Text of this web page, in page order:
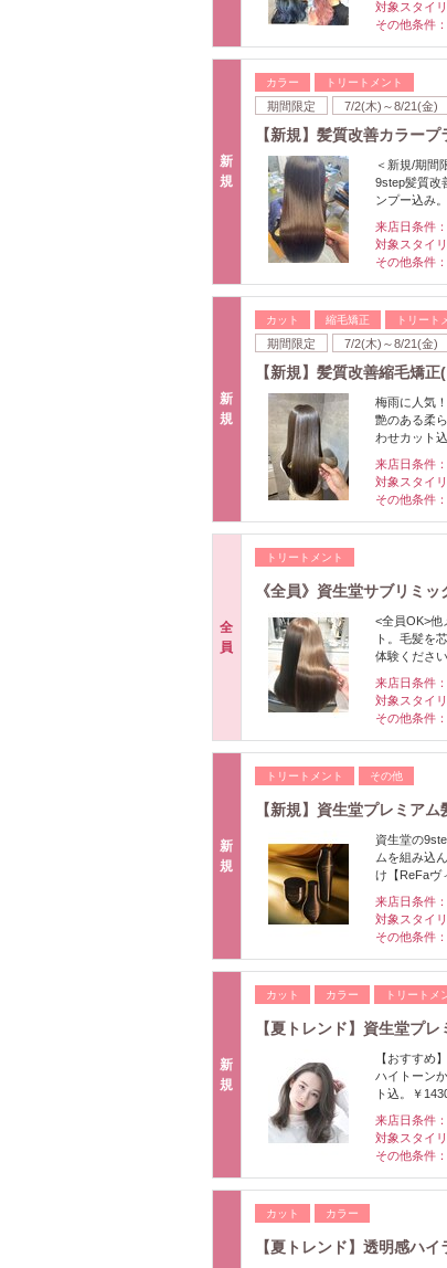
対象スタイリ
その他条件：
新
規
カラー トリートメント
期間限定 7/2(木)～8/21(金)
【新規】髪質改善カラー
＜新規/期間
9step髪質改
ンプー込み
来店日条件：
対象スタイリ
その他条件：
新
規
カット 縮毛矯正 トリート
期間限定 7/2(木)～8/21(金)
【新規】髪質改善縮毛矯
梅雨に人気
艶のある柔
わせカット込
来店日条件：
対象スタイリ
その他条件：
全
員
トリートメント
《全員》資生堂サブリミ
<全員OK>他
ト。毛髪を
体験くださ
来店日条件：
対象スタイリ
その他条件：
新
規
トリートメント その他
【新規】資生堂プレミア
資生堂の
ムを組み込
け【ReFaヴ
来店日条件：
対象スタイリ
その他条件：
新
規
カット カラー トリートメ
【夏トレンド】資生堂プ
【おすすめ
ハイトーン
ト込。￥
来店日条件：
対象スタイリ
その他条件：
カット カラー
【夏トレンド】透明感ハ